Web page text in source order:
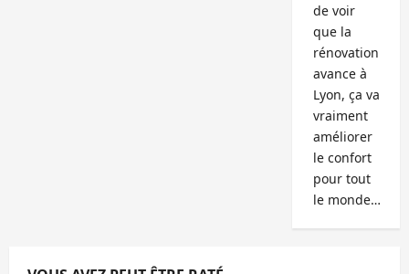
de voir
que la
rénovation
avance à
Lyon, ça va
vraiment
améliorer
le confort
pour tout
le monde…